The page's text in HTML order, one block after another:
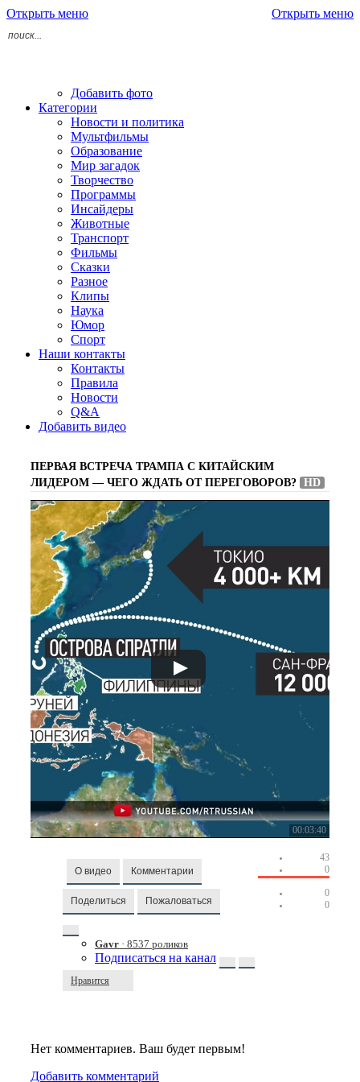
Открыть меню Открыть меню
Добавить фото
Категории
Новости и политика
Мультфильмы
Образование
Мир загадок
Творчество
Программы
Инсайдеры
Животные
Транспорт
Фильмы
Сказки
Разное
Клипы
Наука
Юмор
Спорт
Наши контакты
Контакты
Правила
Новости
Q&A
Добавить видео
ПЕРВАЯ ВСТРЕЧА ТРАМПА С КИТАЙСКИМ
ЛИДЕРОМ — ЧЕГО ЖДАТЬ ОТ ПЕРЕГОВОРОВ? HD
00:03:40
О видео Комментарии
Поделиться Пожаловаться
Gavr · 8537 роликов
Подписаться на канал
Нравится
43
0
0
0
Нет комментариев. Ваш будет первым!
Добавить комментарий